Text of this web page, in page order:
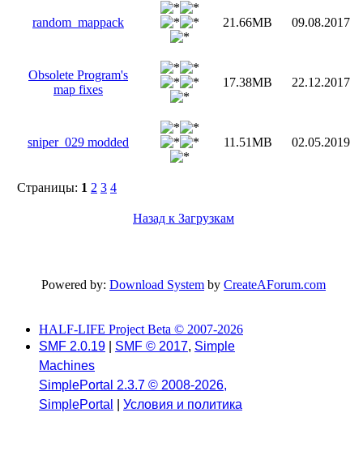
random_mappack 21.66MB 09.08.2017
Obsolete Program's
map fixes
17.38MB 22.12.2017
sniper_029 modded 11.51MB 02.05.2019
Страницы: 1 2 3 4
Назад к Загрузкам
Powered by: Download System by CreateAForum.com
HALF-LIFE Project Beta © 2007-2026
SMF 2.0.19
SMF © 2017, Simple
Machines
SimplePortal 2.3.7 © 2008-2026,
SimplePortal
Условия и политика